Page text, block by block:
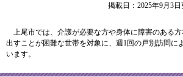
掲載日：2025年9月3
上尾市では、介護が必要な方や身体に障害のある
出すことが困難な世帯を対象に、週1回の戸別訪問に
います。